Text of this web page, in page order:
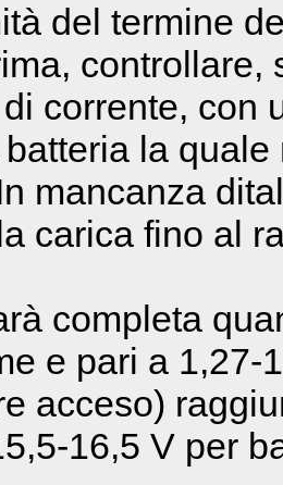
del termine
controllare,
corrente, con
la
mancanza
carica fino al
completa
e pari a 1,27-
acceso)
16,5 V per